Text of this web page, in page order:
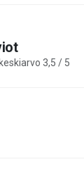
3,5 / 5